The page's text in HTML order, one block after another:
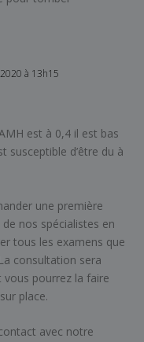
à 13h15
est à 0,4 il est bas
susceptible d’être du à
une première
nos spécialistes en
tous les examens que
consultation sera
pourrez la faire
place.
avec notre